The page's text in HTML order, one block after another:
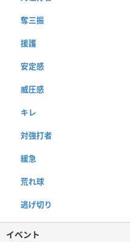
奪三振
援護
安定感
威圧感
キレ
対強打者
緩急
荒れ球
逃げ切り
イベント